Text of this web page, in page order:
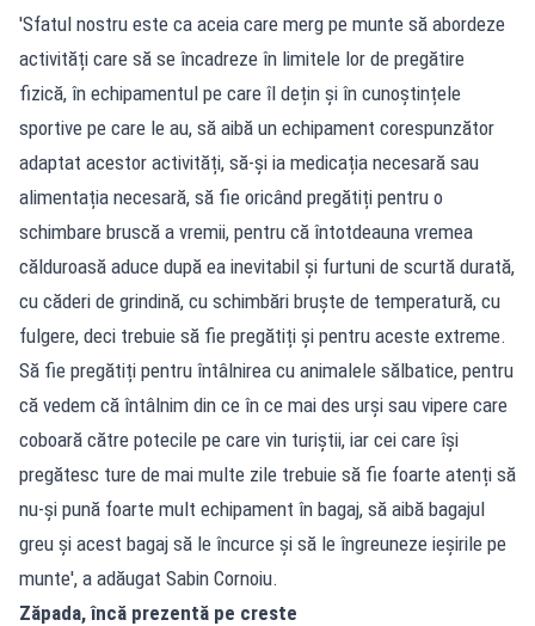
'Sfatul nostru este ca aceia care merg pe munte să abordeze
activități care să se încadreze în limitele lor de pregătire
fizică, în echipamentul pe care îl dețin și în cunoștințele
sportive pe care le au, să aibă un echipament corespunzător
adaptat acestor activități, să-și ia medicația necesară sau
alimentația necesară, să fie oricând pregătiți pentru o
schimbare bruscă a vremii, pentru că întotdeauna vremea
călduroasă aduce după ea inevitabil și furtuni de scurtă durată,
cu căderi de grindină, cu schimbări bruște de temperatură, cu
fulgere, deci trebuie să fie pregătiți și pentru aceste extreme.
Să fie pregătiți pentru întâlnirea cu animalele sălbatice, pentru
că vedem că întâlnim din ce în ce mai des urși sau vipere care
coboară către potecile pe care vin turiștii, iar cei care își
pregătesc ture de mai multe zile trebuie să fie foarte atenți să
nu-și pună foarte mult echipament în bagaj, să aibă bagajul
greu și acest bagaj să le încurce și să le îngreuneze ieșirile pe
munte', a adăugat Sabin Cornoiu.
Zăpada, încă prezentă pe creste